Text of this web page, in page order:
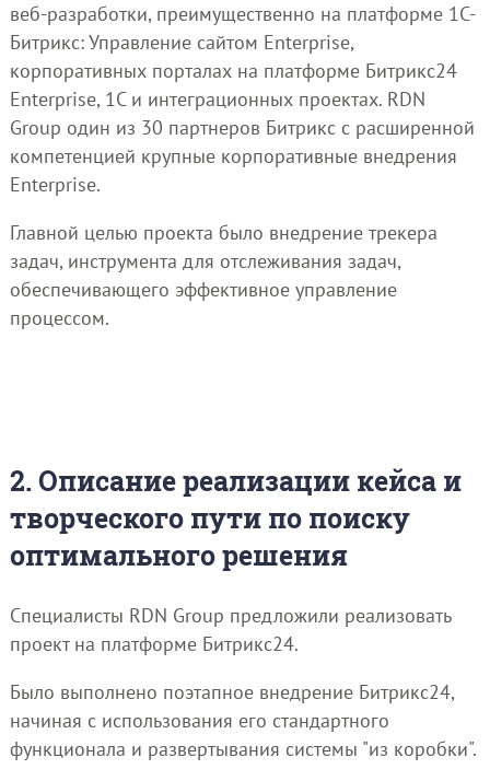
веб-разработки, преимущественно на платформе 1С-
Битрикс: Управление сайтом Enterprise,
корпоративных порталах на платформе Битрикс24
Enterprise, 1С и интеграционных проектах. RDN
Group один из 30 партнеров Битрикс с расширенной
компетенцией крупные корпоративные внедрения
Enterprise.
Главной целью проекта было внедрение трекера
задач, инструмента для отслеживания задач,
обеспечивающего эффективное управление
процессом.
2. Описание реализации кейса и
творческого пути по поиску
оптимального решения
Специалисты RDN Group предложили реализовать
проект на платформе Битрикс24.
Было выполнено поэтапное внедрение Битрикс24,
начиная с использования его стандартного
функционала и развертывания системы "из коробки".